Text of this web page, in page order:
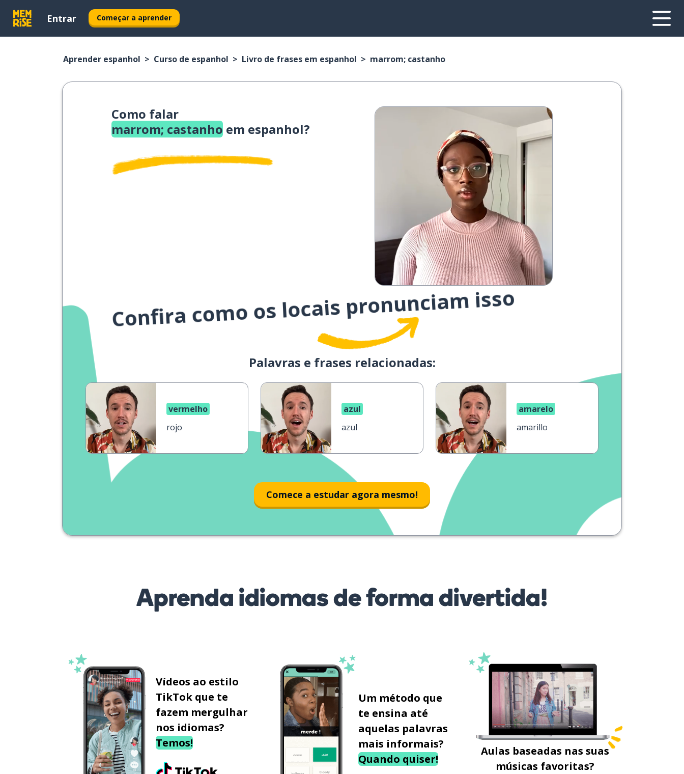
Entrar Começar a aprender
Aprender espanhol Curso de espanhol Livro de frases em espanhol marrom; castanho
Como falar
marrom; castanho em espanhol?
Confira como os locais pronunciam isso
Palavras e frases relacionadas:
vermelho
rojo
azul
azul
amarelo
amarillo
Comece a estudar agora mesmo!
Aprenda idiomas de forma divertida!
Vídeos ao estilo
TikTok que te
fazem mergulhar
nos idiomas?
Temos!
Um método que
te ensina até
aquelas palavras
mais informais?
Quando quiser!
Aulas baseadas nas suas
músicas favoritas?